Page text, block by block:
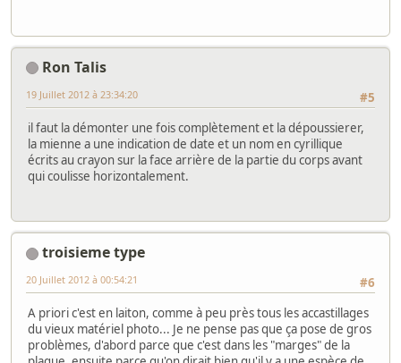
Ron Talis
#5
19 Juillet 2012 à 23:34:20
il faut la démonter une fois complètement et la dépoussierer,
la mienne a une indication de date et un nom en cyrillique
écrits au crayon sur la face arrière de la partie du corps avant
qui coulisse horizontalement.
troisieme type
#6
20 Juillet 2012 à 00:54:21
A priori c'est en laiton, comme à peu près tous les accastillages
du vieux matériel photo... Je ne pense pas que ça pose de gros
problèmes, d'abord parce que c'est dans les "marges" de la